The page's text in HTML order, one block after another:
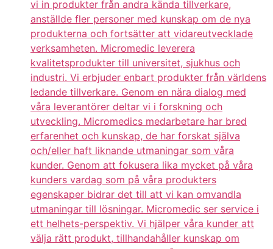
vi in produkter från andra kända tillverkare,
anställde fler personer med kunskap om de nya
produkterna och fortsätter att vidareutvecklade
verksamheten. Micromedic leverera
kvalitetsprodukter till universitet, sjukhus och
industri. Vi erbjuder enbart produkter från världens
ledande tillverkare. Genom en nära dialog med
våra leverantörer deltar vi i forskning och
utveckling. Micromedics medarbetare har bred
erfarenhet och kunskap, de har forskat själva
och/eller haft liknande utmaningar som våra
kunder. Genom att fokusera lika mycket på våra
kunders vardag som på våra produkters
egenskaper bidrar det till att vi kan omvandla
utmaningar till lösningar. Micromedic ser service i
ett helhets-perspektiv. Vi hjälper våra kunder att
välja rätt produkt, tillhandahåller kunskap om